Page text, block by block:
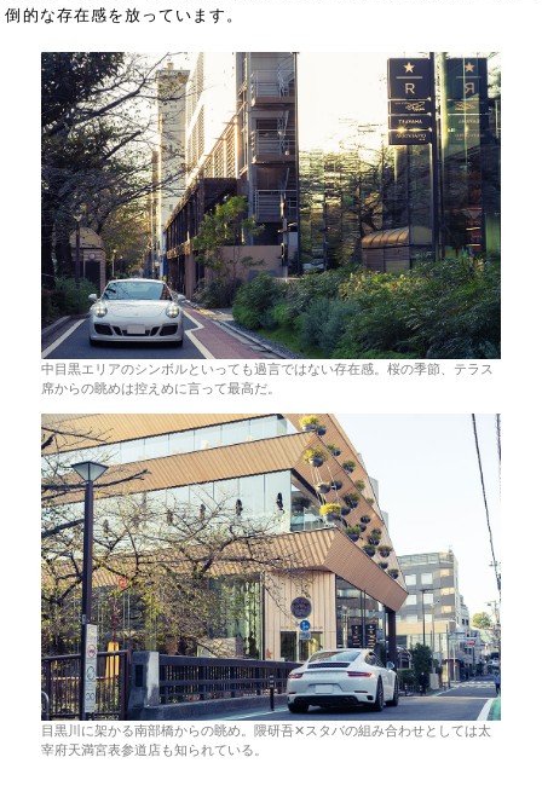
倒的な存在感を放っています。
中目黒エリアのシンボルといっても過言ではない存在感。桜の季節、テラス
席からの眺めは控えめに言って最高だ。
目黒川に架かる南部橋からの眺め。隈研吾✕スタバの組み合わせとしては太
宰府天満宮表参道店も知られている。